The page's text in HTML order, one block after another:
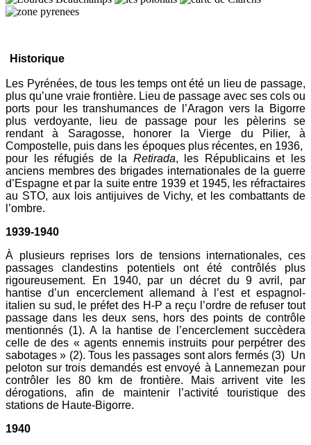
Historique
Les Pyrénées, de tous les temps ont été un lieu de passage,
plus qu’une vraie frontière. Lieu de passage avec ses cols ou
ports pour les transhumances de l’Aragon vers la Bigorre
plus verdoyante, lieu de passage pour les pèlerins se
rendant à Saragosse, honorer la Vierge du Pilier, à
Compostelle, puis dans les époques plus récentes, en 1936,
pour les réfugiés de la Retirada, les Républicains et les
anciens membres des brigades internationales de la guerre
d’Espagne et par la suite entre 1939 et 1945, les réfractaires
au STO, aux lois antijuives de Vichy, et les combattants de
l’ombre.
1939-1940
À plusieurs reprises lors de tensions internationales, ces
passages clandestins potentiels ont été contrôlés plus
rigoureusement. En 1940, par un décret du 9 avril, par
hantise d’un encerclement allemand à l’est et espagnol-
italien su sud, le préfet des H-P a reçu l’ordre de refuser tout
passage dans les deux sens, hors des points de contrôle
mentionnés (1). A la hantise de l’encerclement succèdera
celle de des « agents ennemis instruits pour perpétrer des
sabotages » (2). Tous les passages sont alors fermés (3) Un
peloton sur trois demandés est envoyé à Lannemezan pour
contrôler les 80 km de frontière. Mais arrivent vite les
dérogations, afin de maintenir l’activité touristique des
stations de Haute-Bigorre.
1940